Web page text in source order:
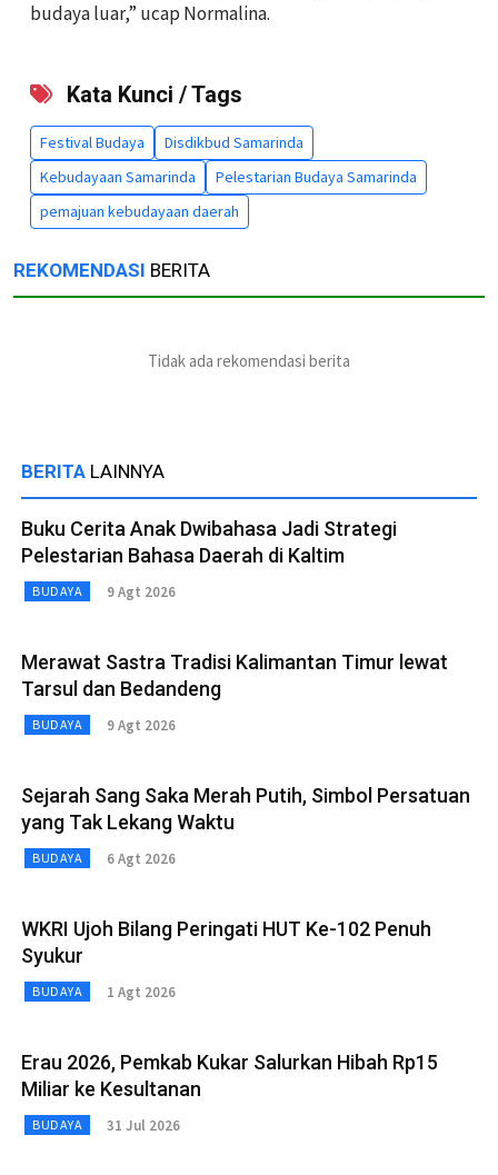
budaya luar,” ucap Normalina.
Kata Kunci / Tags
Festival Budaya
Disdikbud Samarinda
Kebudayaan Samarinda
Pelestarian Budaya Samarinda
pemajuan kebudayaan daerah
REKOMENDASI BERITA
Tidak ada rekomendasi berita
BERITA LAINNYA
Buku Cerita Anak Dwibahasa Jadi Strategi
Pelestarian Bahasa Daerah di Kaltim
BUDAYA 9 Agt 2026
Merawat Sastra Tradisi Kalimantan Timur lewat
Tarsul dan Bedandeng
BUDAYA 9 Agt 2026
Sejarah Sang Saka Merah Putih, Simbol Persatuan
yang Tak Lekang Waktu
BUDAYA 6 Agt 2026
WKRI Ujoh Bilang Peringati HUT Ke-102 Penuh
Syukur
BUDAYA 1 Agt 2026
Erau 2026, Pemkab Kukar Salurkan Hibah Rp15
Miliar ke Kesultanan
BUDAYA 31 Jul 2026